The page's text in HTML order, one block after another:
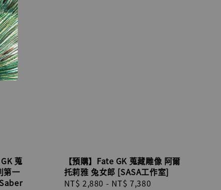
蒐
第一
【預購】Fate GK 蒐藏雕像 阿爾
托莉雅 兔女郎 [SASA工作室]
Regular
NT$ 2,880 - NT$ 7,380